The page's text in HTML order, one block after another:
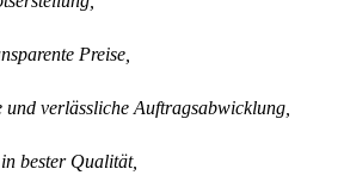
Preise,
und verlässliche Auftragsabwicklung,
bester Qualität,